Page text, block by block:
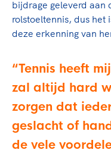
bijdrage geleverd aan
rolstoeltennis, dus het
deze erkenning van
Tennis heeft
zal altijd hard
zorgen dat
geslacht of
de vele